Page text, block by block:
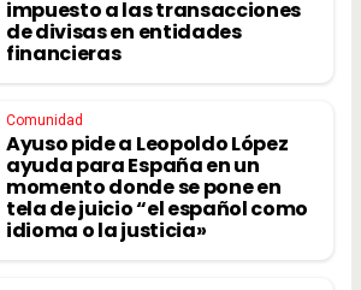
impuesto a las transacciones
de divisas en entidades
financieras
Comunidad
Ayuso pide a Leopoldo López
ayuda para España en un
momento donde se pone en
tela de juicio “el español como
idioma o la justicia»